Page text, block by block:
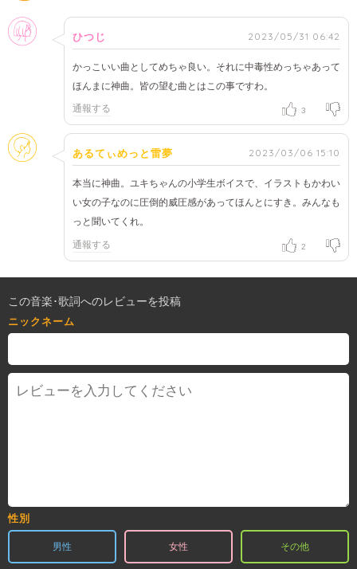
女性
ひつじ 2023/05/31 06:42
かっこいい曲としてめちゃ良い。それに中毒性めっちゃあって
ほんまに神曲。皆の望む曲とはこの事ですわ。
通報する 3
そのほか
あるてぃめっと雷夢 2023/03/06 15:10
本当に神曲。ユキちゃんの小学生ボイスで、イラストもかわい
い女の子なのに圧倒的威圧感があってほんとにすき。みんなも
っと聞いてくれ。
通報する 2
この音楽･歌詞へのレビューを投稿
ニックネーム
性別
男性 女性 その他